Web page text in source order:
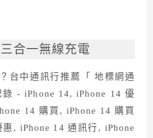
合一無線充電